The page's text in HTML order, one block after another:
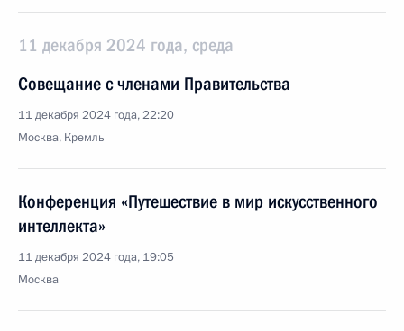
11 декабря 2024 года, среда
Совещание с членами Правительства
11 декабря 2024 года, 22:20
Москва, Кремль
Конференция «Путешествие в мир искусственного
интеллекта»
11 декабря 2024 года, 19:05
Москва